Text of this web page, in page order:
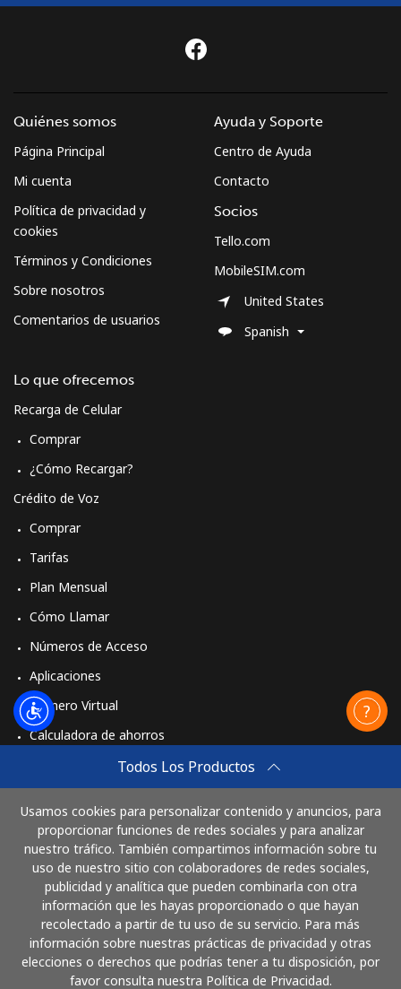
Todos Los Productos
Usamos cookies para personalizar contenido y anuncios, para
proporcionar funciones de redes sociales y para analizar
nuestro tráfico. También compartimos información sobre tu
uso de nuestro sitio con colaboradores de redes sociales,
publicidad y analítica que pueden combinarla con otra
información que les hayas proporcionado o que hayan
recolectado a partir de tu uso de su servicio. Para más
información sobre nuestras prácticas de privacidad y otras
elecciones o derechos que podrías tener a tu disposición, por
favor consulta nuestra Política de Privacidad.
Quiénes somos
Página Principal
Mi cuenta
Política de privacidad y
cookies
Términos y Condiciones
Sobre nosotros
Comentarios de usuarios
Lo que ofrecemos
Recarga de Celular
Comprar
¿Cómo Recargar?
Crédito de Voz
Comprar
Tarifas
Plan Mensual
Cómo Llamar
Números de Acceso
Aplicaciones
Número Virtual
Calculadora de ahorros
Comprar
Cómo funciona
Ayuda y Soporte
Centro de Ayuda
Contacto
Socios
Tello.com
MobileSIM.com
United States
Spanish
Paga con